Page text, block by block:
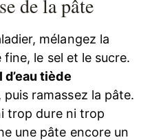
de la pâte
mélangez la
le sel et le sucre.
d’eau tiède
ramassez la pâte.
trop dure ni trop
une pâte encore un